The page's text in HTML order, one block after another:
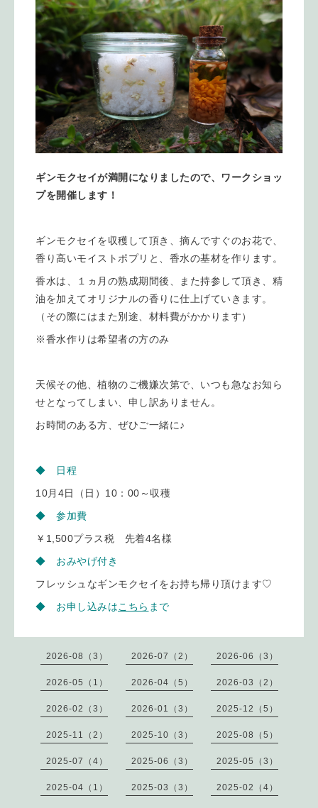
ギンモクセイが満開になりましたので、ワークショッ
プを開催します！
ギンモクセイを収穫して頂き、摘んですぐのお花で、
香り高いモイストポプリと、香水の基材を作ります。
香水は、１ヵ月の熟成期間後、また持参して頂き、精
油を加えてオリジナルの香りに仕上げていきます。
（その際にはまた別途、材料費がかかります）
※香水作りは希望者の方のみ
天候その他、植物のご機嫌次第で、いつも急なお知ら
せとなってしまい、申し訳ありません。
お時間のある方、ぜひご一緒に♪
◆ 日程
10月4日（日）10：00～収穫
◆ 参加費
￥1,500プラス税 先着4名様
◆ おみやげ付き
フレッシュなギンモクセイをお持ち帰り頂けます♡
◆ お申し込みはこちら まで
2026-08（3） 2026-07（2） 2026-06（3）
2026-05（1） 2026-04（5） 2026-03（2）
2026-02（3） 2026-01（3） 2025-12（5）
2025-11（2） 2025-10（3） 2025-08（5）
2025-07（4） 2025-06（3） 2025-05（3）
2025-04（1） 2025-03（3） 2025-02（4）